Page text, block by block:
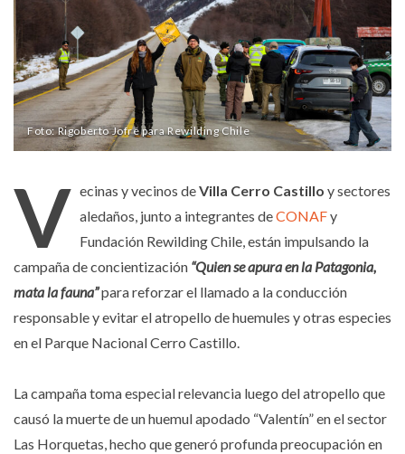
Foto: Rigoberto Jofré para Rewilding Chile
V ecinas y vecinos deVilla Cerro Castillo y sectores
aledaños, junto a integrantes deCONAFy
Fundación Rewilding Chile, están impulsando la
campaña de concientización “Quien se apura en la Patagonia,
mata la fauna”para reforzar el llamado a la conducción
responsable y evitar el atropello de huemules y otras especies
en el Parque Nacional Cerro Castillo.
La campaña toma especial relevancia luego del atropello que
causó la muerte de un huemul apodado “Valentín” en el sector
Las Horquetas, hecho que generó profunda preocupación en